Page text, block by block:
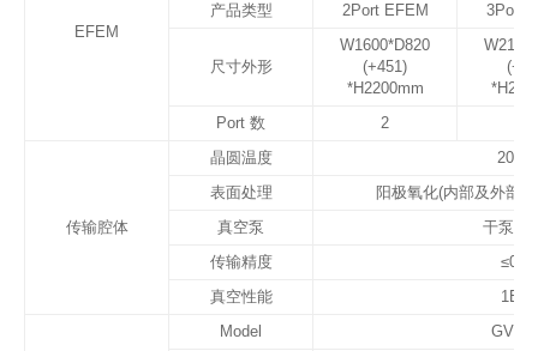
EFEM
产品类型
2Port EFEM 3Port
尺寸外形
W1600*D820
(+451)
*H2200mm
Port 数
2
传输腔体
晶圆温度
表面处理
阳极氧化(内部及外部)
真空泵
干泵、
传输精度
真空性能
1E
Model